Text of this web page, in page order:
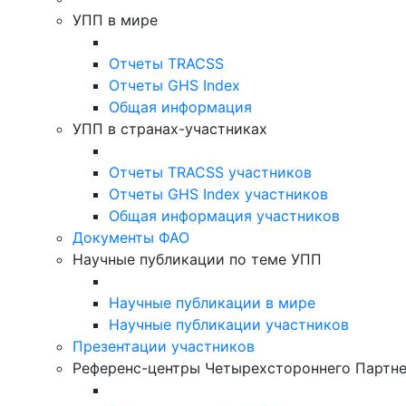
УПП в мире
Отчеты TRACSS
Отчеты GHS Index
Общая информация
УПП в странах-участниках
Отчеты TRACSS участников
Отчеты GHS Index участников
Общая информация участников
Документы ФАО
Научные публикации по теме УПП
Научные публикации в мире
Научные публикации участников
Презентации участников
Референс-центры Четырехстороннего